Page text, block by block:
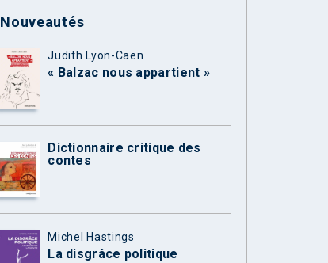
Nouveautés
Judith Lyon-Caen
« Balzac nous appartient »
Dictionnaire critique des
contes
Michel Hastings
La disgrâce politique